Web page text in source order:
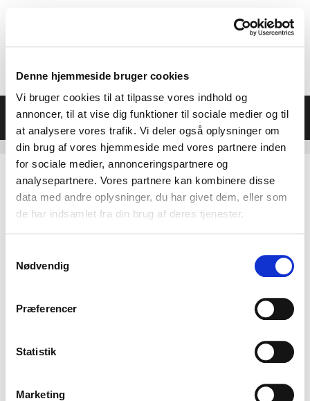
Denne hjemmeside bruger cookies
Vi bruger cookies til at tilpasse vores indhold og
annoncer, til at vise dig funktioner til sociale medier og til
at analysere vores trafik. Vi deler også oplysninger om
din brug af vores hjemmeside med vores partnere inden
for sociale medier, annonceringspartnere og
analysepartnere. Vores partnere kan kombinere disse
data med andre oplysninger, du har givet dem, eller som
de har indsamlet fra din brug af deres tjenester.
Nødvendig
Præferencer
Statistik
Marketing
indhold
Menu
Billeder fra Horsens helsemesse